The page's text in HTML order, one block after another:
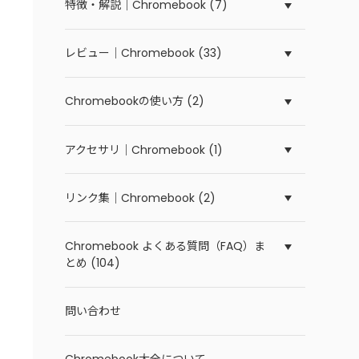
特徴・解説｜Chromebook (7)
レビュー｜Chromebook (33)
Chromebookの使い方 (2)
アクセサリ｜Chromebook (1)
リンク集｜Chromebook (2)
Chromebook よくある質問（FAQ）ま
とめ (104)
問い合わせ